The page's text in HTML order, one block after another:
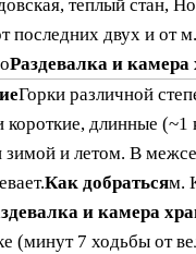
теплый стан,
последних двух и от
Раздевалка и камера
Горки различной
короткие, длинные (~1
и летом. В
Как добратьсям.
и камера
(минут 7 ходьбы от